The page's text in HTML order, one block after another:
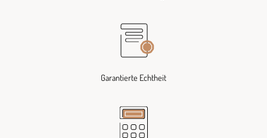
Garantierte Echtheit